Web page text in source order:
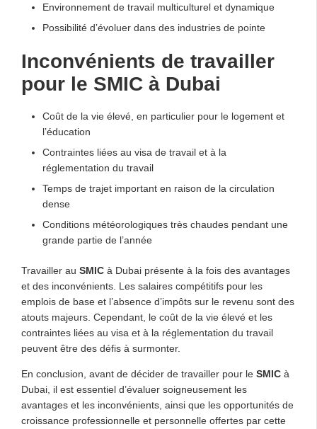
Environnement de travail multiculturel et dynamique
Possibilité d’évoluer dans des industries de pointe
Inconvénients de travailler
pour le SMIC à Dubai
Coût de la vie élevé, en particulier pour le logement et
l’éducation
Contraintes liées au visa de travail et à la
réglementation du travail
Temps de trajet important en raison de la circulation
dense
Conditions météorologiques très chaudes pendant une
grande partie de l’année
Travailler au SMIC à Dubai présente à la fois des avantages
et des inconvénients. Les salaires compétitifs pour les
emplois de base et l’absence d’impôts sur le revenu sont des
atouts majeurs. Cependant, le coût de la vie élevé et les
contraintes liées au visa et à la réglementation du travail
peuvent être des défis à surmonter.
En conclusion, avant de décider de travailler pour le SMIC à
Dubai, il est essentiel d’évaluer soigneusement les
avantages et les inconvénients, ainsi que les opportunités de
croissance professionnelle et personnelle offertes par cette